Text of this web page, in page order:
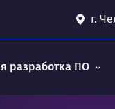
г.
разработка ПО